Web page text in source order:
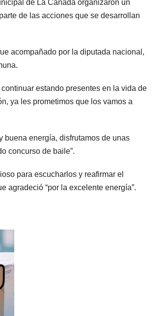
de La Cañada organizaron un
de las acciones que se desarrollan
acompañado por la diputada nacional,
estando presentes en la vida de
ya les prometimos que los vamos a
buena energía, disfrutamos de unas
concurso de baile”.
para escucharlos y reafirmar el
agradeció “por la excelente energía”.